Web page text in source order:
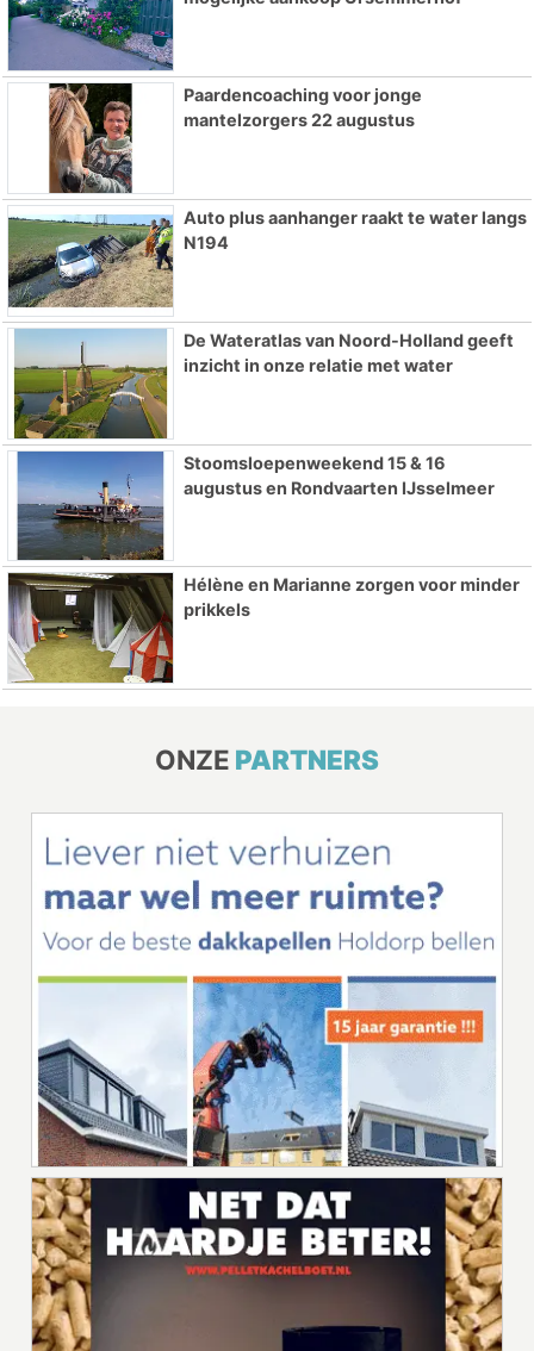
Paardencoaching voor jonge
mantelzorgers 22 augustus
Auto plus aanhanger raakt te water langs
N194
De Wateratlas van Noord-Holland geeft
inzicht in onze relatie met water
Stoomsloepenweekend 15 & 16
augustus en Rondvaarten IJsselmeer
Hélène en Marianne zorgen voor minder
prikkels
ONZE PARTNERS